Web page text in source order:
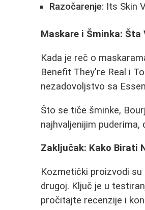
Razočarenje: Its Skin
Maskare i Šminka: Šta
Kada je reč o
Benefit They're Real i
nezadovoljstvo sa
Što se tiče šminke,
najhvaljenijim
Zaključak: Kako Birati
Kozmetički proizvodi
drugoj. Ključ je u
pročitajte recenzije i